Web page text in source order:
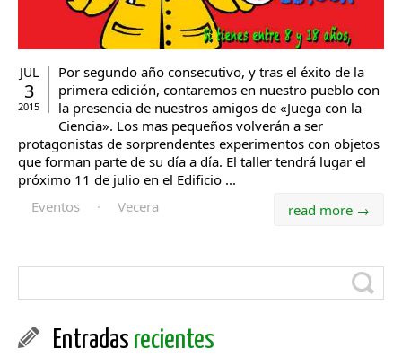
JUL
3
2015
Por segundo año consecutivo, y tras el éxito de la
primera edición, contaremos en nuestro pueblo con
la presencia de nuestros amigos de «Juega con la
Ciencia». Los mas pequeños volverán a ser
protagonistas de sorprendentes experimentos con objetos
que forman parte de su día a día. El taller tendrá lugar el
próximo 11 de julio en el Edificio ...
read more →
Eventos · Vecera
Entradas recientes